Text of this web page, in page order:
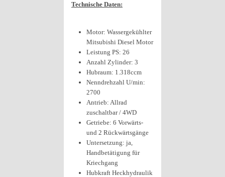
Technische Daten:
Motor: Wassergekühlter
Mitsubishi Diesel Motor
Leistung PS: 26
Anzahl Zylinder: 3
Hubraum: 1.318ccm
Nenndrehzahl U/min:
2700
Antrieb: Allrad
zuschaltbar / 4WD
Getriebe: 6 Vorwärts-
und 2 Rückwärtsgänge
Untersetzung: ja,
Handbetätigung für
Kriechgang
Hubkraft Heckhydraulik